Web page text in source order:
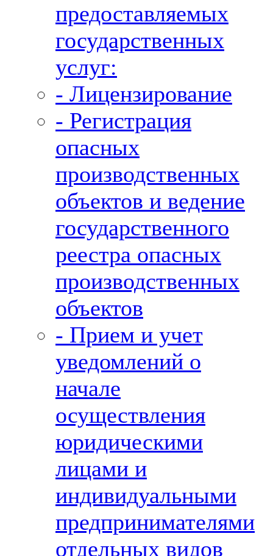
предоставляемых
государственных
услуг:
- Лицензирование
- Регистрация
опасных
производственных
объектов и ведение
государственного
реестра опасных
производственных
объектов
- Прием и учет
уведомлений о
начале
осуществления
юридическими
лицами и
индивидуальными
предпринимателями
отдельных видов